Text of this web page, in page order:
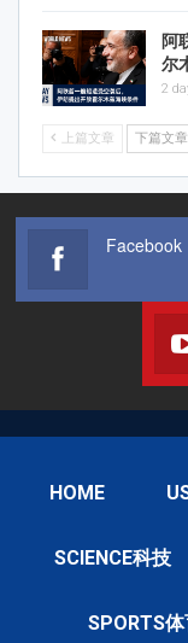
阿
尔
2
上篇文章 下篇文章
Facebook
HOME
SCIENCE科技
SPORTS